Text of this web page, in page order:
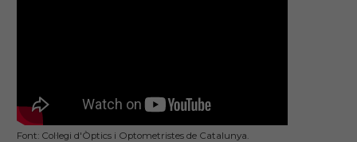
Font: Col·legi d'Òptics i Optometristes de Catalunya.